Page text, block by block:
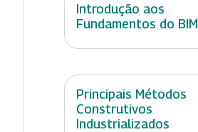
Introdução aos
Fundamentos do BIM
Principais Métodos
Construtivos
Industrializados